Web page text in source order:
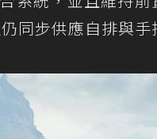
同步供應自排與手